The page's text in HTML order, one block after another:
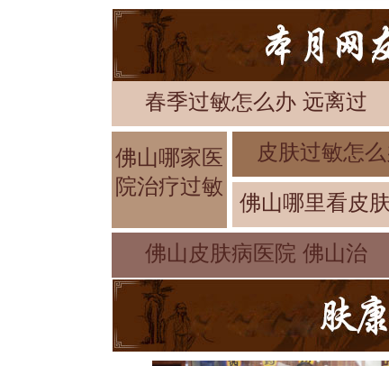
春季过敏怎么办 远离过
佛山哪家医
院治疗过敏
皮肤过敏怎
佛山哪里看皮
佛山皮肤病医院 佛山治